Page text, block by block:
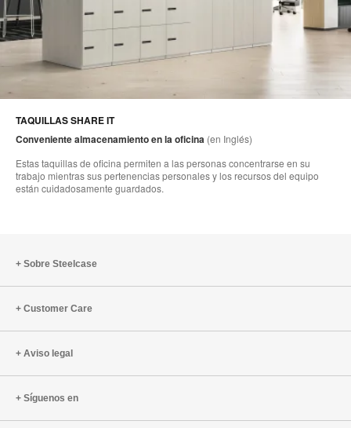
TAQUILLAS SHARE IT
Conveniente almacenamiento en la oficina (en Inglés)
Estas taquillas de oficina permiten a las personas concentrarse en su
trabajo mientras sus pertenencias personales y los recursos del equipo
están cuidadosamente guardados.
Sobre Steelcase
Customer Care
Aviso legal
Síguenos en